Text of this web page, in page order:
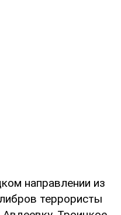
направлении из
террористы